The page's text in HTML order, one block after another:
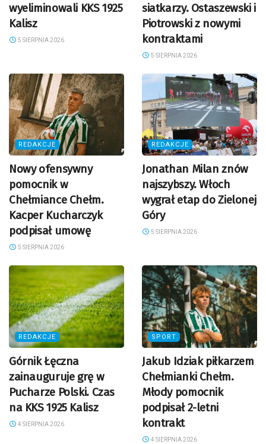
wyeliminowali KKS 1925
Kalisz
5 SIERPNIA 2026
siatkarzy. Ostaszewski i
Piotrowski z nowymi
kontraktami
5 SIERPNIA 2026
REDAKCJE
Nowy ofensywny
pomocnik w
Chełmiance Chełm.
Kacper Kucharczyk
podpisał umowę
5 SIERPNIA 2026
REDAKCJE
Jonathan Milan znów
najszybszy. Włoch
wygrał etap do Zielonej
Góry
5 SIERPNIA 2026
REDAKCJE
Górnik Łęczna
zainauguruje grę w
Pucharze Polski. Czas
na KKS 1925 Kalisz
4 SIERPNIA 2026
SPORT
Jakub Idziak piłkarzem
Chełmianki Chełm.
Młody pomocnik
podpisał 2-letni
kontrakt
4 SIERPNIA 2026